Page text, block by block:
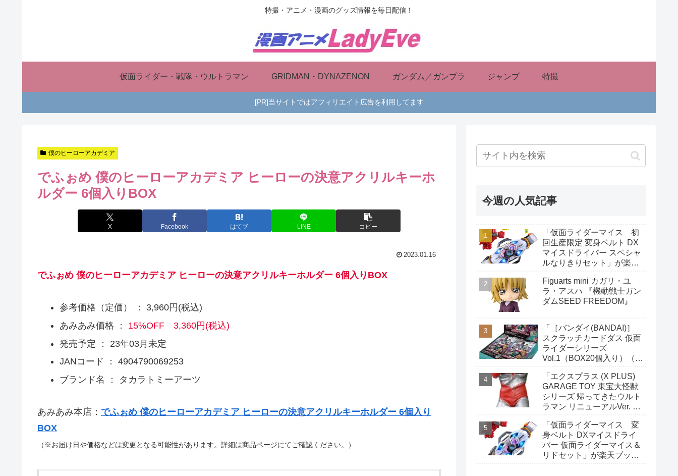
特撮・アニメ・漫画のグッズ情報を毎日配信！
仮面ライダー・戦隊・ウルトラマン GRIDMAN・DYNAZENON ガンダム／ガンプラ ジャンプ 特撮
[PR]当サイトではアフィリエイト広告を利用してます
僕のヒーローアカデミア
でふぉめ 僕のヒーローアカデミア ヒーローの決意アクリルキーホ
ルダー 6個入りBOX
X Facebook はてブ LINE コピー
2023.01.16
でふぉめ 僕のヒーローアカデミア ヒーローの決意アクリルキーホルダー 6個入りBOX
参考価格（定価） ： 3,960円(税込)
あみあみ価格 ： 15%OFF 3,360円(税込)
発売予定 ： 23年03月未定
JANコード ： 4904790069253
ブランド名 ： タカラトミーアーツ
あみあみ本店： でふぉめ 僕のヒーローアカデミア ヒーローの決意アクリルキーホルダー 6個入り
BOX
（※お届け日や価格などは変更となる可能性があります。詳細は商品ページにてご確認ください。）
今週の人気記事
「仮面ライダーマイス 初
回生産限定 変身ベルト DX
マイスドライバー スペシャ
ルなりきりセット」が楽天
Figuarts mini カガリ・ユ
ラ・アスハ 『機動戦士ガン
ダムSEED FREEDOM』
「［バンダイ(BANDAI)］
スクラッチカードダス 仮面
ライダーシリーズ
Vol.1（BOX20個入り）（初
枚付き）」がAmazonで予
約開始
「エクスプラス (X PLUS)
GARAGE TOY 東宝大怪獣
シリーズ 帰ってきたウルト
ラマン リニューアルVer. 全
PVC製 塗装済み 完成品 フ
ィギュア」がAmazonで予
約開始
「仮面ライダーマイス 変
身ベルト DXマイスドライ
バー 仮面ライダーマイス＆
リドセット」が楽天ブック